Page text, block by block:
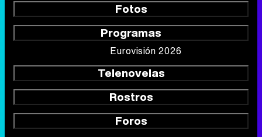
Fotos
Programas
Eurovisión 2026
Telenovelas
Rostros
Foros